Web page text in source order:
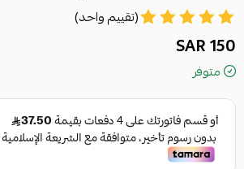
(تقييم واحد)
150 SAR
متوفر